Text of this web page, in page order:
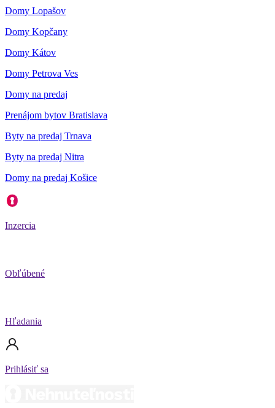
Domy Lopašov
Domy Kopčany
Domy Kátov
Domy Petrova Ves
Domy na predaj
Prenájom bytov Bratislava
Byty na predaj Trnava
Byty na predaj Nitra
Domy na predaj Košice
Inzercia
Obľúbené
Hľadania
Prihlásiť sa